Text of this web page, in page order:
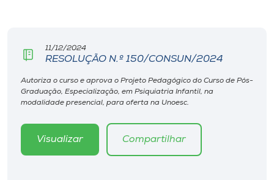
Biblioteca
Editora
Rádio
11/12/2024
RESOLUÇÃO N.º 150/CONSUN/2024
Autoriza o curso e aprova o Projeto Pedagógico do Curso de Pós-
Graduação, Especialização, em Psiquiatria Infantil, na
modalidade presencial, para oferta na Unoesc.
Visualizar Compartilhar